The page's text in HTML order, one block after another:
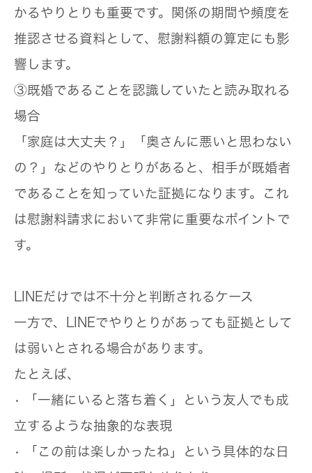
かるやりとりも重要です。関係の期間や頻度を
推認させる資料として、慰謝料額の算定にも影
響します。
③既婚であることを認識していたと読み取れる
場合
「家庭は大丈夫？」「奥さんに悪いと思わない
の？」などのやりとりがあると、相手が既婚者
であることを知っていた証拠になります。これ
は慰謝料請求において非常に重要なポイントで
す。
LINEだけでは不十分と判断されるケース
一方で、LINEでやりとりがあっても証拠として
は弱いとされる場合があります。
たとえば、
• 「一緒にいると落ち着く」という友人でも成
立するような抽象的な表現
• 「この前は楽しかったね」という具体的な日